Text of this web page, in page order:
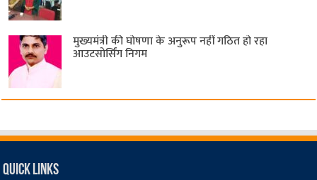
मुख्यमंत्री की घोषणा के अनुरूप नहीं गठित हो रहा
आउटसोर्सिंग निगम
Quick Links